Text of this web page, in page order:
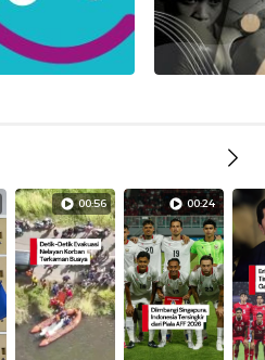
00:56 00:24